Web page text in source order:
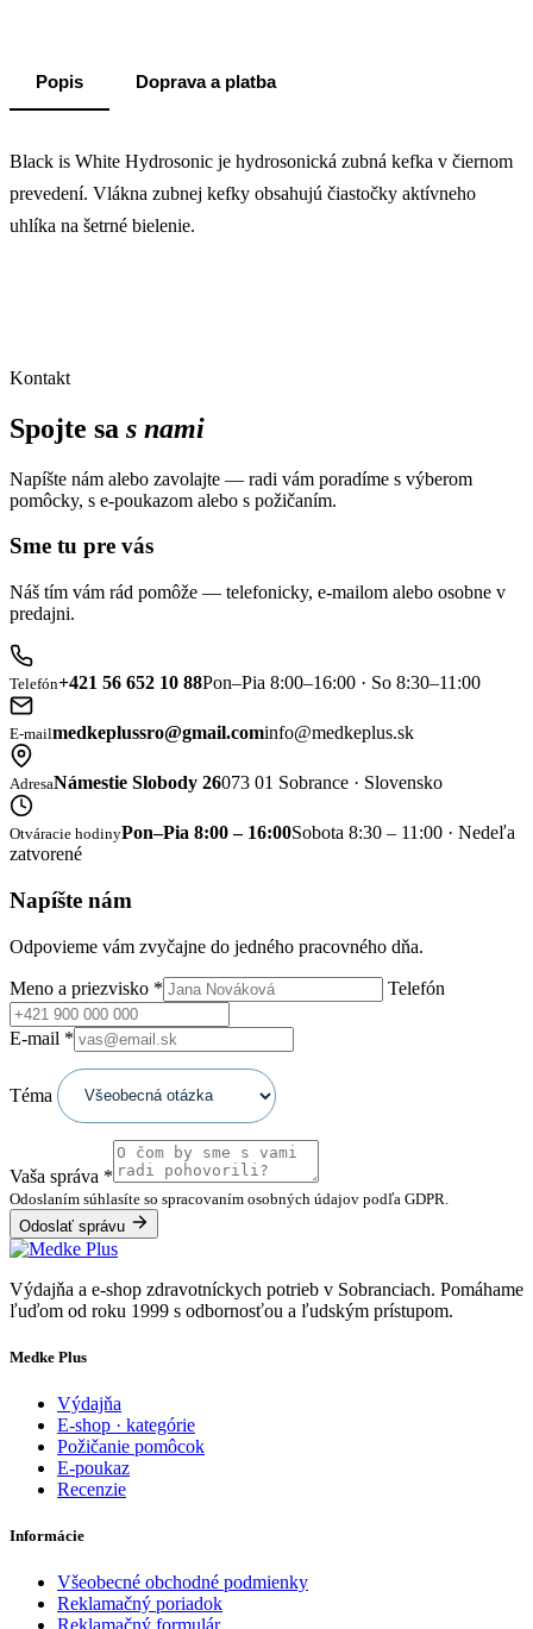
Popis Doprava a platba
Black is White Hydrosonic je hydrosonická zubná kefka v čiernom
prevedení. Vlákna zubnej kefky obsahujú čiastočky aktívneho
uhlíka na šetrné bielenie.
Kontakt
Spojte sa s nami
Napíšte nám alebo zavolajte — radi vám poradíme s výberom
pomôcky, s e-poukazom alebo s požičaním.
Sme tu pre vás
Náš tím vám rád pomôže — telefonicky, e-mailom alebo osobne v
predajni.
Telefón+421 56 652 10 88Pon–Pia 8:00–16:00 · So 8:30–11:00
E-mailmedkeplussro@gmail.cominfo@medkeplus.sk
AdresaNámestie Slobody 26073 01 Sobrance · Slovensko
Otváracie hodinyPon–Pia 8:00 – 16:00Sobota 8:30 – 11:00 · Nedeľa
zatvorené
Napíšte nám
Odpovieme vám zvyčajne do jedného pracovného dňa.
Meno a priezvisko * Telefón
E-mail *
Téma
Vaša správa *
Odoslaním súhlasíte so spracovaním osobných údajov podľa GDPR.
Odoslať správu
Výdajňa a e-shop zdravotníckych potrieb v Sobranciach. Pomáhame
ľuďom od roku 1999 s odbornosťou a ľudským prístupom.
Medke Plus
Výdajňa
E-shop · kategórie
Požičanie pomôcok
E-poukaz
Recenzie
Informácie
Všeobecné obchodné podmienky
Reklamačný poriadok